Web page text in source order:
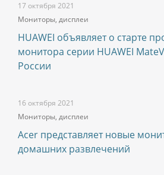
17 октября 2021
Мониторы, дисплеи
HUAWEI объявляет о старте
монитора серии HUAWEI
России
16 октября 2021
Мониторы, дисплеи
Acer представляет новые
домашних развлечений